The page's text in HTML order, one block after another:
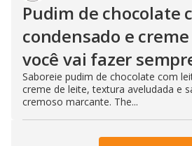
Pudim de chocolate
condensado e
você vai fazer
Saboreie pudim de chocolate com
creme de leite, textura aveludada e
cremoso marcante. The...